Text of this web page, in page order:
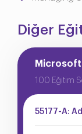
Diğer
100 Eğitim
55177-A: